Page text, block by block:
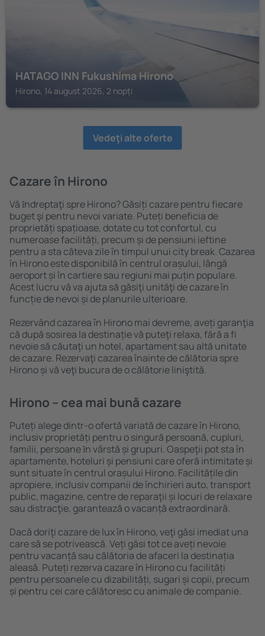
HATAGO INN Fukushima Hirono
Hirono, 14 august 2026, 2 nopți
Vedeţi alte oferte
Cazare în Hirono
Vă ȋndreptaţi spre Hirono? Găsiți cazare pentru fiecare
buget şi pentru nevoi variate. Puteți beneficia de
proprietăți spațioase, dotate cu tot confortul, cu
numeroase facilități, precum și de pensiuni ieftine
pentru a sta câteva zile în timpul unui city break. Cazarea
în Hirono este disponibilă în centrul orașului, lângă
aeroport și în cartiere sau regiuni mai puțin populare.
Acest lucru vă va ajuta să găsiţi unităţi de cazare în
funcție de nevoi și de planurile ulterioare.
Rezervând cazarea în Hirono mai devreme, aveți garanţia
că după sosirea la destinație vă puteţi relaxa, fără a fi
nevoie să căutaţi un hotel, apartament sau altă unitate
de cazare. Rezervaţi cazarea înainte de călătoria spre
Hirono și vă veţi bucura de o călătorie liniştită.
Hirono – cea mai bună cazare
Puteți alege dintr-o ofertă variată de cazare în Hirono,
inclusiv proprietăți pentru o singură persoană, cupluri,
familii, persoane ȋn vârstă și grupuri. Oaspeţii pot sta în
apartamente, hoteluri și pensiuni care oferă intimitate și
sunt situate în centrul orașului Hirono. Facilitățile din
apropiere, inclusiv companii de închirieri auto, transport
public, magazine, centre de reparaţii și locuri de relaxare
sau distracţie, garantează o vacanță extraordinară.
Dacă doriţi cazare de lux în Hirono, veţi găsi imediat una
care să se potrivească. Veți găsi tot ce aveți nevoie
pentru vacanță sau călătoria de afaceri la destinația
aleasă. Puteți rezerva cazare în Hirono cu facilități
pentru persoanele cu dizabilități, sugari și copii, precum
și pentru cei care călătoresc cu animale de companie.